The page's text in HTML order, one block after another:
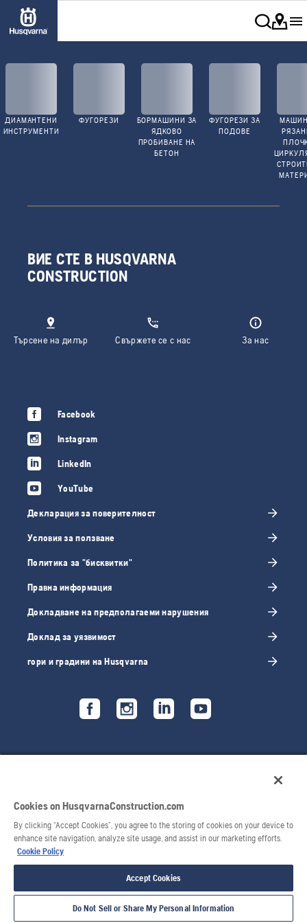
ДИАМАНТЕНИ
ИНСТРУМЕНТИ
ФУГОРЕЗИ
БОРМАШИНИ ЗА
ЯДКОВО
ПРОБИВАНЕ НА
БЕТОН
ФУГОРЕЗИ ЗА
ПОДОВЕ
ВИЕ СТЕ В HUSQVARNA
CONSTRUCTION
Търсене на дилър Свържете се с нас За нас
Facebook
Instagram
LinkedIn
YouTube
Декларация за поверителност
Условия за ползване
Политика за "бисквитки"
Правна информация
Докладване на предполагаеми нарушения
Доклад за уязвимост
гори и градини на Husqvarna
© 2026 Husqvarna AB. Всички права запазени.
Cookies on HusqvarnaConstruction.com
By clicking “Accept Cookies”, you agree to the storing of cookies on your device to
enhance site navigation, analyze site usage, and assist in our marketing efforts.
Cookie Policy
Accept Cookies
Do Not Sell or Share My Personal Information